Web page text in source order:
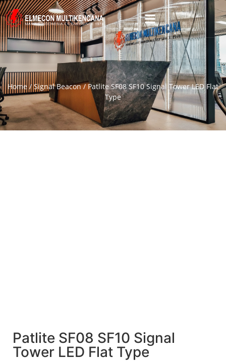
Home/Signal Beacon/ Patlite SF08 SF10 Signal Tower LED Flat
Type
Patlite SF08 SF10 Signal
Tower LED Flat Type